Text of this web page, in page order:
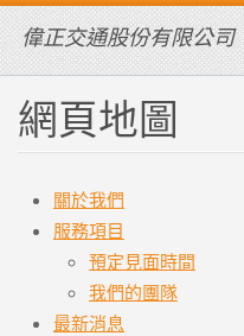
偉正交通股份有限公司
網頁地圖
關於我們
服務項目
預定見面時間
我們的團隊
最新消息